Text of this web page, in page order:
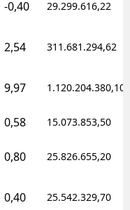
-0,40 29.299.616,22
2,54 311.681.294,62
9,97 1.120.204.380,10
0,58 15.073.853,50
0,80 25.826.655,20
0,40 25.542.329,70